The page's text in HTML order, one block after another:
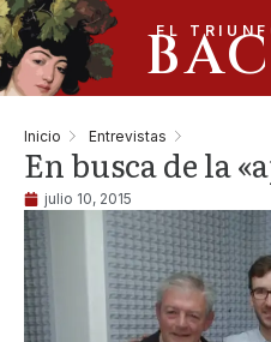
EL
Inicio Entrevistas
En busca de la
julio 10, 2015